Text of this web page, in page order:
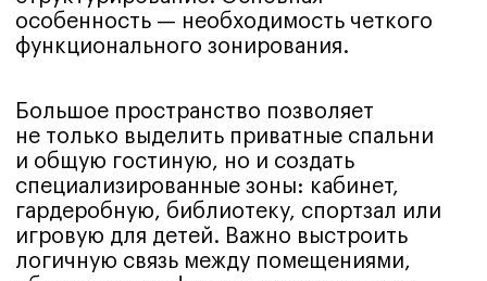
нужно учесть при
разработке
комнатной
квартиры
Разработка концепции начинается
с глубокого анализа исходных данных
и потребностей заказчика. Ключевые
факторы, которые мы детально
прорабатываем в рамках технического
задания: